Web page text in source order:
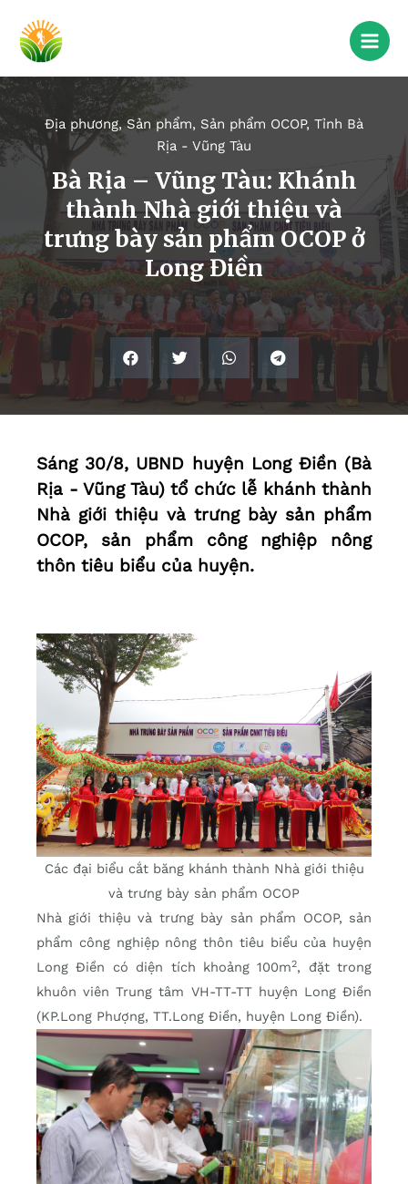
Địa phương,Sản phẩm, Sản phẩm OCOP, Tỉnh Bà
Rịa - Vũng Tàu
Bà Rịa – Vũng Tàu: Khánh
thành Nhà giới thiệu và
trưng bày sản phẩm OCOP ở
Long Điền
Sáng 30/8, UBND huyện Long Điền (Bà
Rịa - Vũng Tàu) tổ chức lễ khánh thành
Nhà giới thiệu và trưng bày sản phẩm
OCOP, sản phẩm công nghiệp nông
thôn tiêu biểu của huyện.
Các đại biểu cắt băng khánh thành Nhà giới thiệu
và trưng bày sản phẩm OCOP
Nhà giới thiệu và trưng bày sản phẩm OCOP, sản
phẩm công nghiệp nông thôn tiêu biểu của huyện
Long Điền có diện tích khoảng 100m2, đặt trong
khuôn viên Trung tâm VH-TT-TT huyện Long Điền
(KP.Long Phượng, TT.Long Điền, huyện Long Điền).